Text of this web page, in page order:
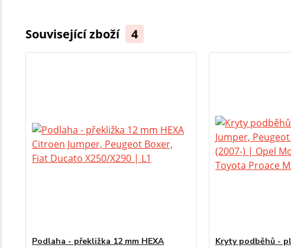
Související zboží 4
Podlaha - překližka 12 mm HEXA
Kryty podběhů -